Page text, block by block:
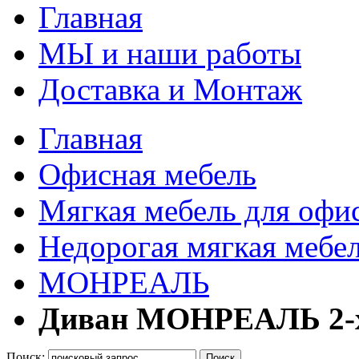
Главная
МЫ и наши работы
Доставка и Монтаж
Главная
Офисная мебель
Мягкая мебель для
Недорогая мягкая
МОНРЕАЛЬ
Диван МОНРЕАЛЬ 2-